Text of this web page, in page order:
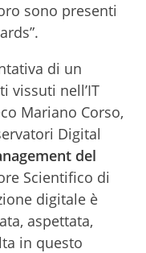
sono presenti
di un
vissuti nell’IT
Mariano Corso,
Digital
del
Scientifico di
digitale è
aspettata,
in questo